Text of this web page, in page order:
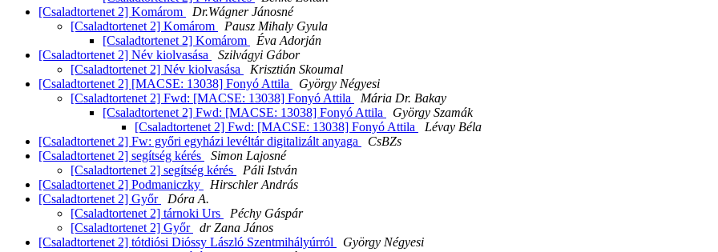
[Csaladtortenet 2] Komárom
Dr.Wágner Jánosné
[Csaladtortenet 2] Komárom
Pausz Mihaly Gyula
[Csaladtortenet 2] Komárom
Éva Adorján
[Csaladtortenet 2] Név kiolvasása
Szilvágyi Gábor
[Csaladtortenet 2] Név kiolvasása
Krisztián Skoumal
[Csaladtortenet 2] [MACSE: 13038] Fonyó Attila
György Négyesi
[Csaladtortenet 2] Fwd: [MACSE: 13038] Fonyó Attila
Mária Dr. Bakay
[Csaladtortenet 2] Fwd: [MACSE: 13038] Fonyó Attila
György Szamák
[Csaladtortenet 2] Fwd: [MACSE: 13038] Fonyó Attila
Lévay Béla
[Csaladtortenet 2] Fw: győri egyházi levéltár digitalizált anyaga
CsBZs
[Csaladtortenet 2] segítség kérés
Simon Lajosné
[Csaladtortenet 2] segítség kérés
Páli István
[Csaladtortenet 2] Podmaniczky
Hirschler András
[Csaladtortenet 2] Győr
Dóra A.
[Csaladtortenet 2] tárnoki Urs
Péchy Gáspár
[Csaladtortenet 2] Győr
dr Zana János
[Csaladtortenet 2] tótdiósi Dióssy László Szentmihályúrról
György Négyesi